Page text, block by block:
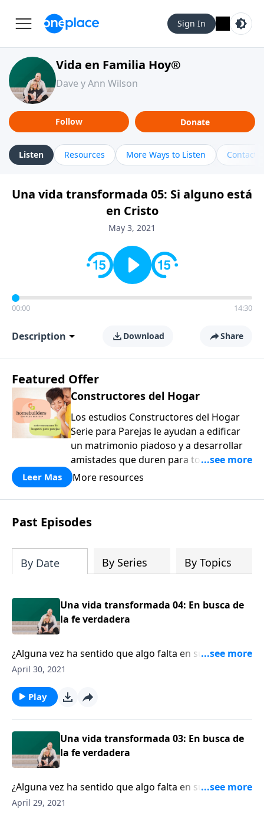
Sign In
Vida en Familia Hoy®
Dave y Ann Wilson
Follow Donate
Listen Resources More Ways to Listen Contact
Una vida transformada 05: Si alguno está
en Cristo
May 3, 2021
00:00 14:30
Description Download Share
Featured Offer
Constructores del Hogar
Los estudios Constructores del Hogar
Serie para Parejas le ayudan a edificar
un matrimonio piadoso y a desarrollar
amistades que duren para toda la vida.
¡Únase a uno de los estudios de grupos
a casa los principios de la Palabra de
Dios para compartirlos con su familia,
su iglesia y su comunidad!
Leer Mas More resources
Past Episodes
By Date By Series By Topics
Una vida transformada 04: En busca de
la fe verdadera
¿Alguna vez ha sentido que algo falta en su vida?
Wayne Huizenga, Jr. y su esposa, Fonda, tenían todo lo
espiritualmente estaban en bancarrota. Hoy Wayne,
cuyas inversiones incluyen un equipo deportivo de las
a Dennis Rainey acerca de su viaje en un submarino
nuclear que lo llevó a una darse cuenta que
necesitaba una relación con Dios.
April 30, 2021
Play
Una vida transformada 03: En busca de
la fe verdadera
¿Alguna vez ha sentido que algo falta en su vida?
Wayne Huizenga, Jr. y su esposa, Fonda, tenían todo lo
April 29, 2021